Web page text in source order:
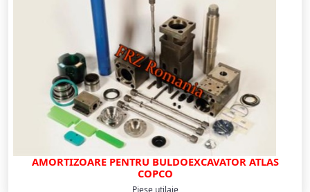
AMORTIZOARE PENTRU BULDOEXCAVATOR ATLAS
COPCO